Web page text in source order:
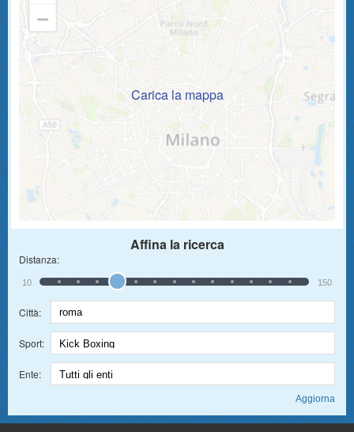
Carica la mappa
Affina la ricerca
Distanza:
10 150
Città:
Sport:
Ente: